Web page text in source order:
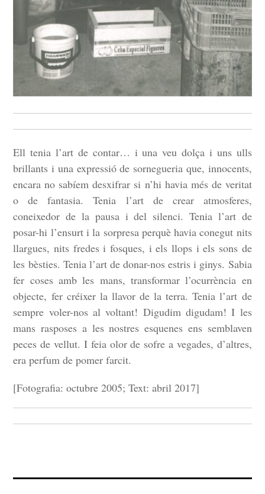
Ell tenia l’art de contar… i una veu dolça i uns ulls
brillants i una expressió de sornegueria que, innocents,
encara no sabíem desxifrar si n’hi havia més de veritat
o de fantasia. Tenia l’art de crear atmosferes,
coneixedor de la pausa i del silenci. Tenia l’art de
posar-hi l’ensurt i la sorpresa perquè havia conegut nits
llargues, nits fredes i fosques, i els llops i els sons de
les bèsties. Tenia l’art de donar-nos estris i ginys. Sabia
fer coses amb les mans, transformar l’ocurrència en
objecte, fer créixer la llavor de la terra. Tenia l’art de
sempre voler-nos al voltant! Digudim digudam! I les
mans rasposes a les nostres esquenes ens semblaven
peces de vellut. I feia olor de sofre a vegades, d’altres,
era perfum de pomer farcit.
[Fotografia: octubre 2005; Text: abril 2017]